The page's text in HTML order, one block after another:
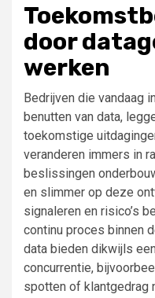
door
werken
Bedrijven die vandaag
benutten van data,
toekomstige
veranderen immers in
beslissingen
en slimmer op deze
signaleren en risico’s
continu proces binnen
data bieden dikwijls
concurrentie,
spotten of klantgedrag